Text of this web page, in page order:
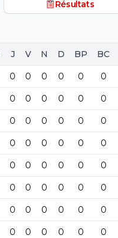
Résultats
J V N D BP BC
0 0 0 0 0 0
0 0 0 0 0 0
0 0 0 0 0 0
0 0 0 0 0 0
0 0 0 0 0 0
0 0 0 0 0 0
0 0 0 0 0 0
0 0 0 0 0 0